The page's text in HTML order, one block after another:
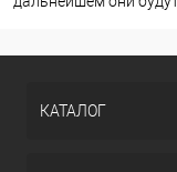
КАТАЛОГ